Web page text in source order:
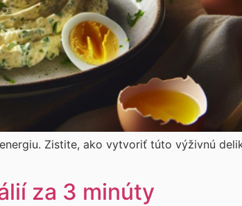
Zistite, ako vytvoriť túto výživnú
za 3 minúty